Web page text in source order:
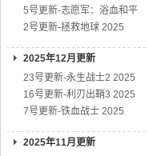
5号更新-志愿军：浴血和平
2号更新-拯救地球 2025
2025年12月更新
23号更新-永生战士2 2025
16号更新-利刃出鞘3 2025
7号更新-铁血战士 2025
2025年11月更新